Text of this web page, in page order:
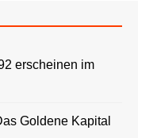
erscheinen im
Goldene Kapital